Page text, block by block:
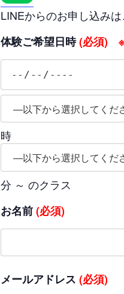
LINEからのお申し込み
体験ご希望日時(必須) ※
時
分 ～ のクラス
お名前(必須)
メールアドレス (必須)